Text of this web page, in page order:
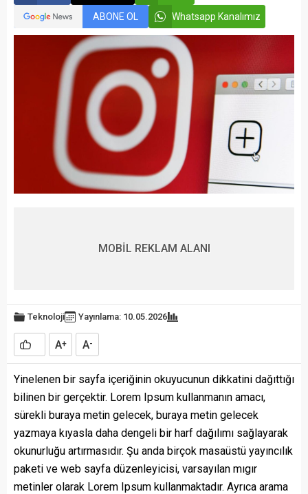
ABONE OL Whatsapp Kanalımız
MOBİL REKLAM ALANI
Teknoloji Yayınlama: 10.05.2026
A+ A-
Yinelenen bir sayfa içeriğinin okuyucunun dikkatini dağıttığı
bilinen bir gerçektir. Lorem Ipsum kullanmanın amacı,
sürekli buraya metin gelecek, buraya metin gelecek
yazmaya kıyasla daha dengeli bir harf dağılımı sağlayarak
okunurluğu artırmasıdır. Şu anda birçok masaüstü yayıncılık
paketi ve web sayfa düzenleyicisi, varsayılan mıgır
metinler olarak Lorem Ipsum kullanmaktadır. Ayrıca arama